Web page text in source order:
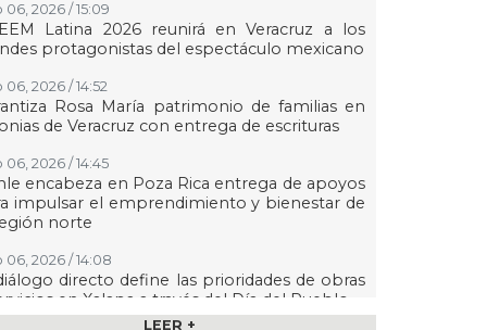
06, 2026 / 15:09
Latina 2026 reunirá en Veracruz a los
protagonistas del espectáculo mexicano
06, 2026 / 14:52
Rosa María patrimonio de familias en
de Veracruz con entrega de escrituras
06, 2026 / 14:45
encabeza en Poza Rica entrega de apoyos
impulsar el emprendimiento y bienestar de
norte
06, 2026 / 14:08
directo define las prioridades de obras
en Xalapa a través del Día del Pueblo
LEER +